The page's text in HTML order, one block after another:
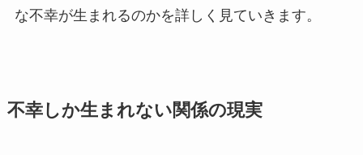
な不幸が生まれるのかを詳しく見ていきます。
不幸しか生まれない関係の現実